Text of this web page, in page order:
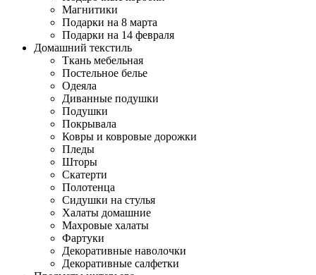
Магнитики
Подарки на 8 марта
Подарки на 14 февраля
Домашний текстиль
Ткань мебельная
Постельное белье
Одеяла
Диванные подушки
Подушки
Покрывала
Ковры и ковровые дорожки
Пледы
Шторы
Скатерти
Полотенца
Сидушки на стулья
Халаты домашние
Махровые халаты
Фартуки
Декоративные наволочки
Декоративные салфетки